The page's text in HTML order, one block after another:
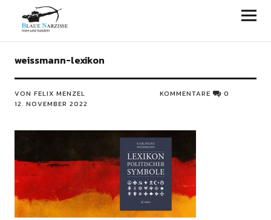
Blaue Narzisse
weissmann-lexikon
VON FELIX MENZEL
12. NOVEMBER 2022
KOMMENTARE 0